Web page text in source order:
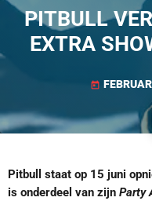
PITBULL
EXTRA
today
Pitbull staat op 15 juni
is onderdeel van zijn Party